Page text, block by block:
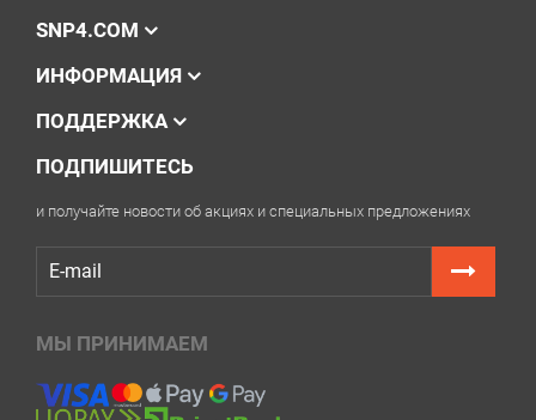
SNP4.COM
ИНФОРМАЦИЯ
ПОДДЕРЖКА
ПОДПИШИТЕСЬ
и получайте новости об акциях и специальных предложениях
МЫ ПРИНИМАЕМ